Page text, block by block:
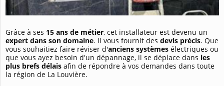
Grâce à ses 15 ans de métier, cet installateur est devenu un
expert dans son domaine. Il vous fournit des devis précis. Que
vous souhaitiez faire réviser d'anciens systèmes électriques ou
que vous ayez besoin d'un dépannage, il se déplace dans les
plus brefs délais afin de répondre à vos demandes dans toute
la région de La Louvière.